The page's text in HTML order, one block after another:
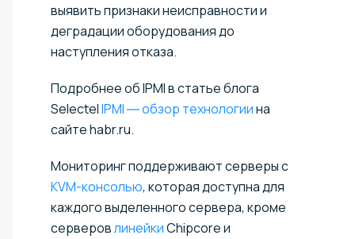
выявить признаки неисправности и
деградации оборудования до
наступления отказа.
Подробнее об IPMI в статье блога
SelectelIPMI ― обзор технологиина
сайте habr.ru.
Мониторинг поддерживают серверы с
KVM-консолью, которая доступна для
каждого выделенного сервера, кроме
серверовлинейкиChipcore и